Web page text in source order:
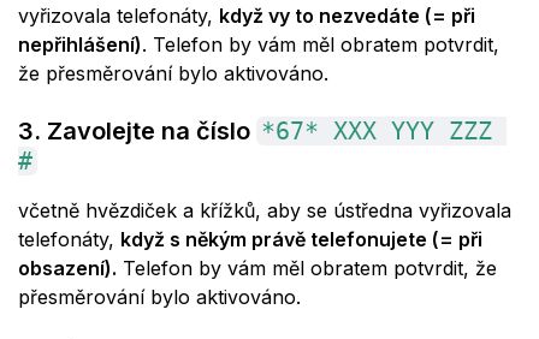
vyřizovala telefonáty, když vy to nezvedáte (= při
nepřihlášení). Telefon by vám měl obratem potvrdit,
že přesměrování bylo aktivováno.
3. Zavolejte na číslo *67* XXX YYY ZZZ
#
včetně hvězdiček a křížků, aby se ústředna vyřizovala
telefonáty, když s někým právě telefonujete (= při
obsazení). Telefon by vám měl obratem potvrdit, že
přesměrování bylo aktivováno.